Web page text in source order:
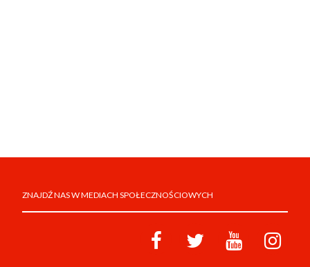
ZNAJDŹ NAS W MEDIACH SPOŁECZNOŚCIOWYCH